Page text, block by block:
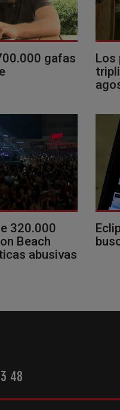
gafas
Los
320.000
Beach
abusivas
48